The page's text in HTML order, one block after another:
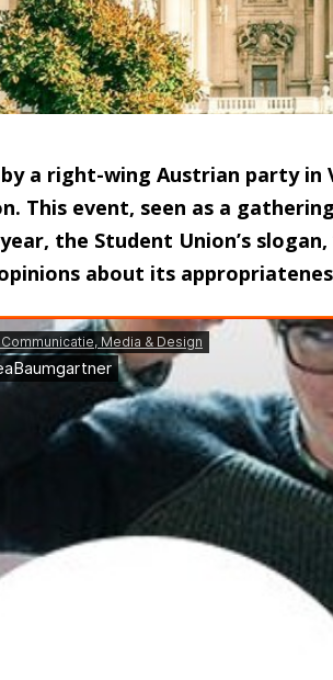
a right-wing Austrian party
This event, seen as a
the Student Union’s
about its